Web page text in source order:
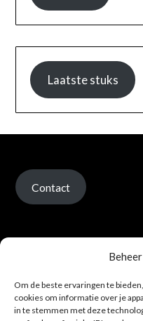
Om de beste ervaringen te
cookies om informatie over je
in te stemmen met deze
Laatste stuks
Contact
Verzenden en retour